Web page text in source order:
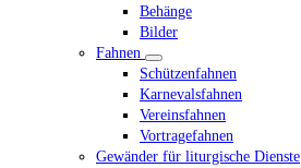
Behänge
Bilder
Fahnen
Schützenfahnen
Karnevalsfahnen
Vereinsfahnen
Vortragefahnen
Gewänder für liturgische Dienste